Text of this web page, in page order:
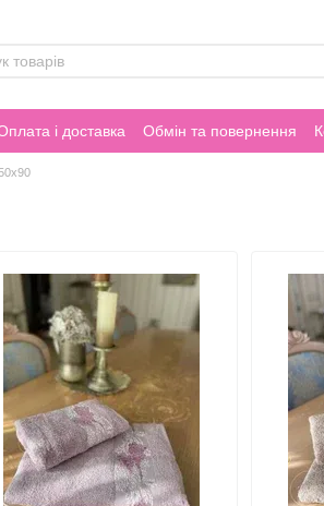
і доставка Обмін та повернення